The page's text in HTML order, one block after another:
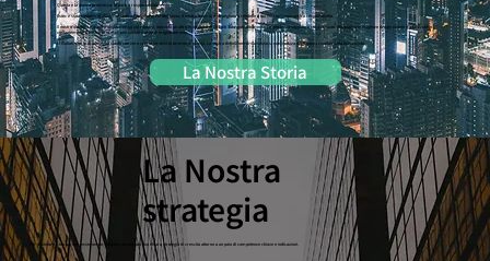
Questa è la nostra promessa, la nostra responsabilità.
Estec è stata fondata nel 1996, con sede a Hong Kong. Fin dall'inizio, il nostro team si è impegnato a rendere il tuo successo una nostra responsabilità.
Il nostro obiettivo è essere un partner su cui contare, non solo un altro Produttore di Circuiti Stampati. Attraverso l'esperienza sappiamo cosa ci vuole. Mappiamo le esigenze di ogni cliente e analizziamo
costantemente il nostro processo per cercare aree di miglioramento.
I risultati: tempi di consegna ridotti con zero compromessi in termini di qualità. La nostra definizione di successo si concretizza dagli ottimi risultati della tua azienda.
La Nostra Storia
La Nostra
strategia
Per diventare il tuo partner eccezionale, abbiamo impostato una chiara strategia di crescita attorno a un paio di competenze chiave e indicazioni.